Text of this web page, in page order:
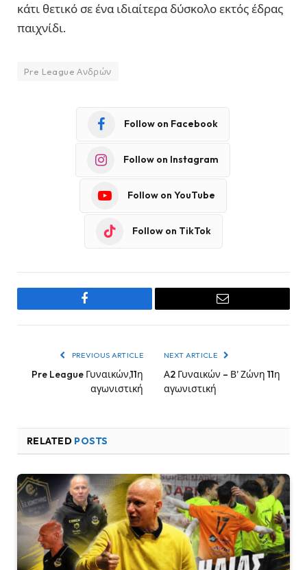
κάτι θετικό σε ένα ιδιαίτερα δύσκολο εκτός έδρας
παιχνίδι.
Pre League Ανδρών
Follow on Facebook
Follow on Instagram
Follow on YouTube
Follow on TikTok
Facebook Email
PREVIOUS ARTICLE
Pre League Γυναικών,11η
αγωνιστική
NEXT ARTICLE
Α2 Γυναικών – Β’ Ζώνη 11η
αγωνιστική
RELATED POSTS